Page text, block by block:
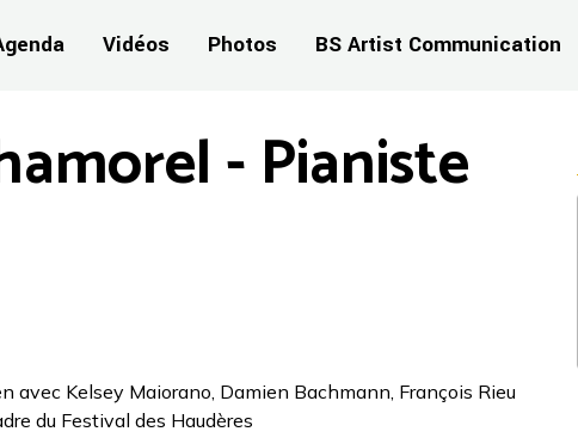
Vidéos Photos BS Artist Communication
- Pianiste
avec Kelsey Maiorano, Damien Bachmann, François Rieu
du Festival des Haudères